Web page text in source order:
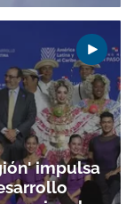
impulsa